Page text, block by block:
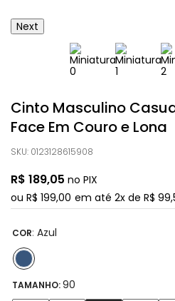
Next
Cinto Masculino
Face Em Couro e Lona
SKU: 0123128615908
R$ 189,05 no PIX
ou R$ 199,00 em até 2x de R$ 99,
COR: Azul
TAMANHO:90